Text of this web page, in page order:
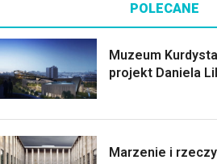
POLECANE
Muzeum
projekt Daniela
Marzenie i